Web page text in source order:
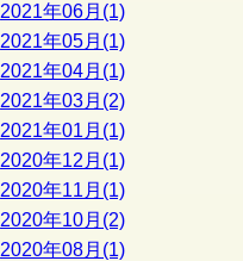
2021年06月(1)
2021年05月(1)
2021年04月(1)
2021年03月(2)
2021年01月(1)
2020年12月(1)
2020年11月(1)
2020年10月(2)
2020年08月(1)